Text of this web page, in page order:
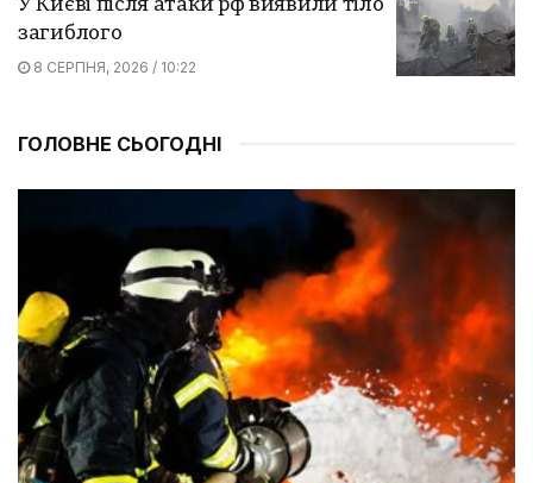
У Києві після атаки рф виявили тіло
загиблого
8 СЕРПНЯ, 2026 / 10:22
ГОЛОВНЕ СЬОГОДНІ